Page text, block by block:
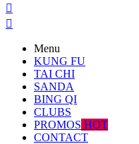


Menu
KUNG FU
TAI CHI
SANDA
BING QI
CLUBS
PROMOS HOT
CONTACT